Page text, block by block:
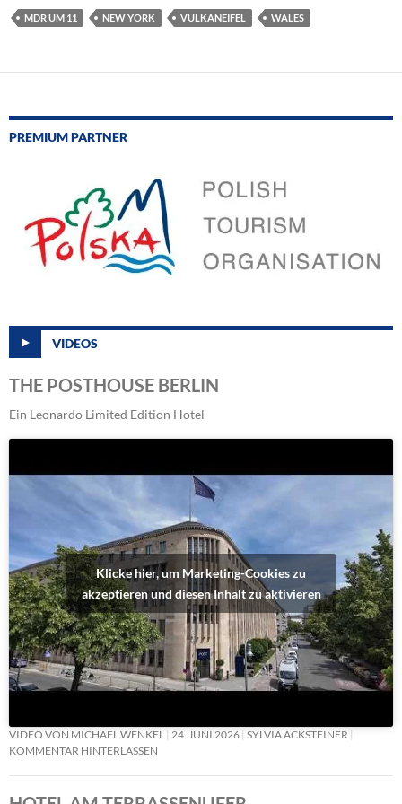
MDR UM 11 NEW YORK VULKANEIFEL WALES
PREMIUM PARTNER
VIDEOS
THE POSTHOUSE BERLIN
Ein Leonardo Limited Edition Hotel
Klicke hier, um Marketing-Cookies zu
akzeptieren und diesen Inhalt zu aktivieren
VIDEO VON MICHAEL WENKEL 24. JUNI 2026 SYLVIA ACKSTEINER
KOMMENTAR HINTERLASSEN